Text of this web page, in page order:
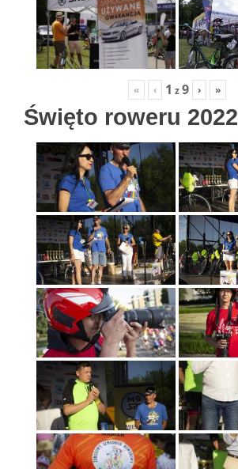
« ‹ 1 z9 › »
Święto roweru 2022